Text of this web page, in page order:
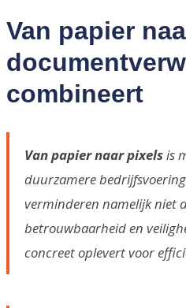
Van papier
combineert
Van papier naar pixelsis
duurzamere
verminderen namelijk niet
betrouwbaarheid en
concreet oplevert voor